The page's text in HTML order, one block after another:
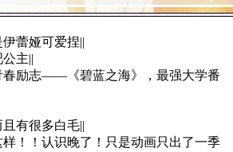
蕾娅可爱捏||
主||
春励志——《碧蓝之海》，最强大学番
有很多白毛||
！！认识晚了！只是动画只出了一季